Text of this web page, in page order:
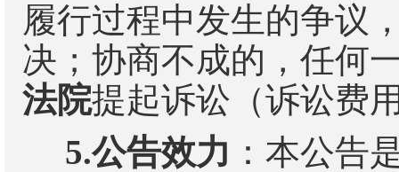
履行过程中发生的争议
决；协商不成的，任何
法院提起诉讼（诉讼费
5.公告效力 ：本公告